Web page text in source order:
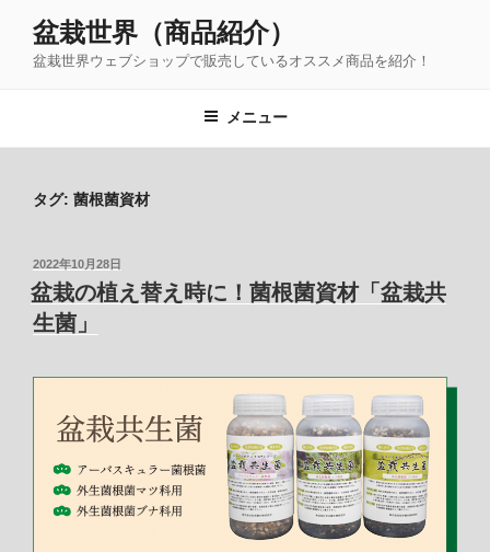
盆栽世界（商品紹介）
盆栽世界ウェブショップで販売しているオススメ商品を紹介！
メニュー
タグ: 菌根菌資材
投
稿
日:
2022年10月28日
盆栽の植え替え時に！菌根菌資材「盆栽共
生菌」